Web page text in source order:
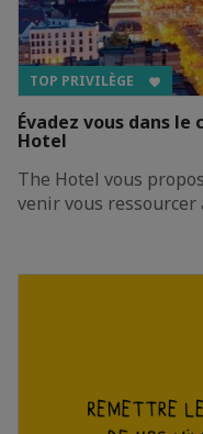
TOP PRIVILÈGE
Évadez vous dans
Hotel
The Hotel vous
venir vous